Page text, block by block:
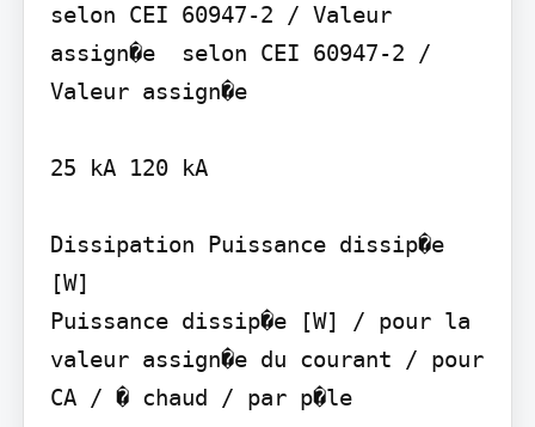
selon CEI 60947-2 / Valeur
assign�e  selon CEI 60947-2 /
Valeur assign�e
25 kA 120 kA
Dissipation Puissance dissip�e
[W]
Puissance dissip�e [W] / pour la
valeur assign�e du courant / pour
CA / � chaud / par p�le